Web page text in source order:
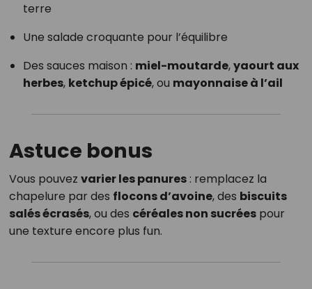
terre
Une salade croquante pour l’équilibre
Des sauces maison : miel-moutarde,yaourt aux
herbes, ketchup épicé, ou mayonnaise à l’ail
Astuce bonus
Vous pouvez varier les panures: remplacez la
chapelure par des flocons d’avoine, des biscuits
salés écrasés, ou des céréales non sucréespour
une texture encore plus fun.